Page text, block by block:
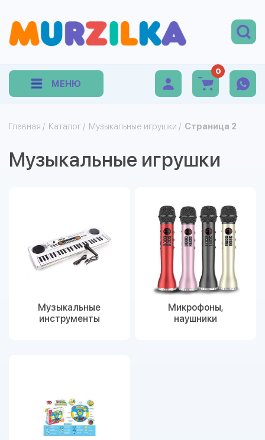
МЕНЮ
0
Главная / Каталог / Музыкальные игрушки / Страница 2
Музыкальные игрушки
Музыкальные
инструменты
Микрофоны,
наушники